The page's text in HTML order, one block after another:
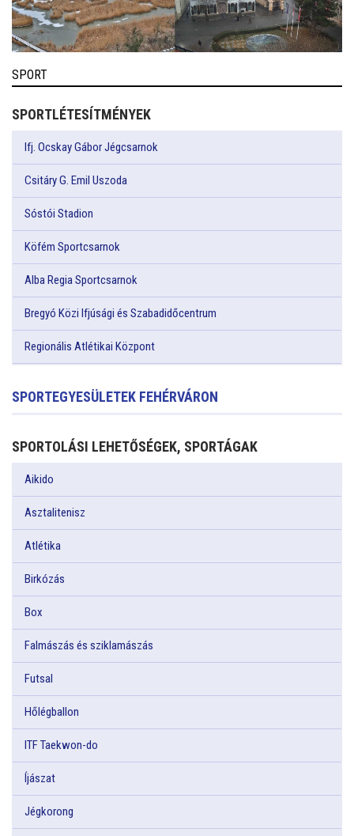
SPORT
SPORTLÉTESÍTMÉNYEK
Ifj. Ocskay Gábor Jégcsarnok
Csitáry G. Emil Uszoda
Sóstói Stadion
Köfém Sportcsarnok
Alba Regia Sportcsarnok
Bregyó Közi Ifjúsági és Szabadidőcentrum
Regionális Atlétikai Központ
SPORTEGYESÜLETEK FEHÉRVÁRON
SPORTOLÁSI LEHETŐSÉGEK, SPORTÁGAK
Aikido
Asztalitenisz
Atlétika
Birkózás
Box
Falmászás és sziklamászás
Futsal
Hőlégballon
ITF Taekwon-do
Íjászat
Jégkorong